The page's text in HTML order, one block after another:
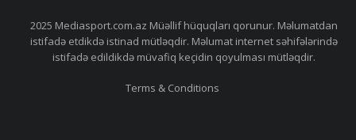
2025 Mediasport.com.az Müəllif hüquqları qorunur. Məlumatdan
istifadə etdikdə istinad mütləqdir. Məlumat internet səhifələrində
istifadə edildikdə müvafiq keçidin qoyulması mütləqdir.
Terms & Conditions